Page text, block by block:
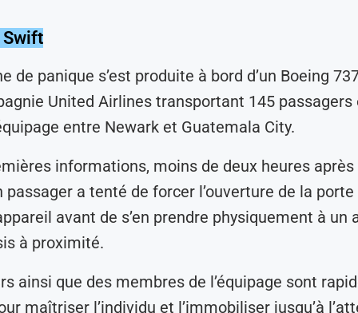
Swift
de panique s’est produite à bord d’un Boeing
United Airlines transportant 145 passagers
entre Newark et Guatemala City.
informations, moins de deux heures après
passager a tenté de forcer l’ouverture de la
avant de s’en prendre physiquement à un
à proximité.
ainsi que des membres de l’équipage sont
maîtriser l’individu et l’immobiliser jusqu’à